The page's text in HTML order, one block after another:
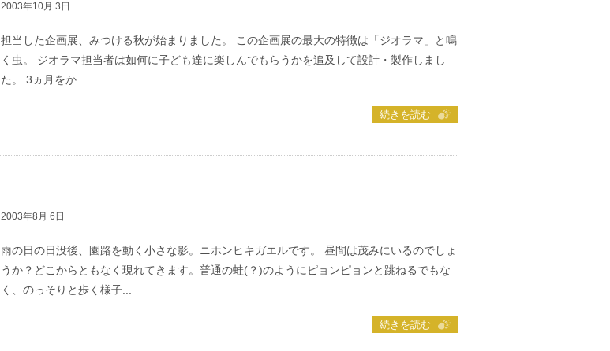
2003年10月 3日
担当した企画展、みつける秋が始まりました。 この企画展の最大の特徴は「ジオラマ」と鳴
く虫。 ジオラマ担当者は如何に子ども達に楽しんでもらうかを追及して設計・製作しまし
た。 3ヵ月をか...
続きを読む
2003年8月 6日
雨の日の日没後、園路を動く小さな影。ニホンヒキガエルです。 昼間は茂みにいるのでしょ
うか？どこからともなく現れてきます。普通の蛙(？)のようにピョンピョンと跳ねるでもな
く、のっそりと歩く様子...
続きを読む